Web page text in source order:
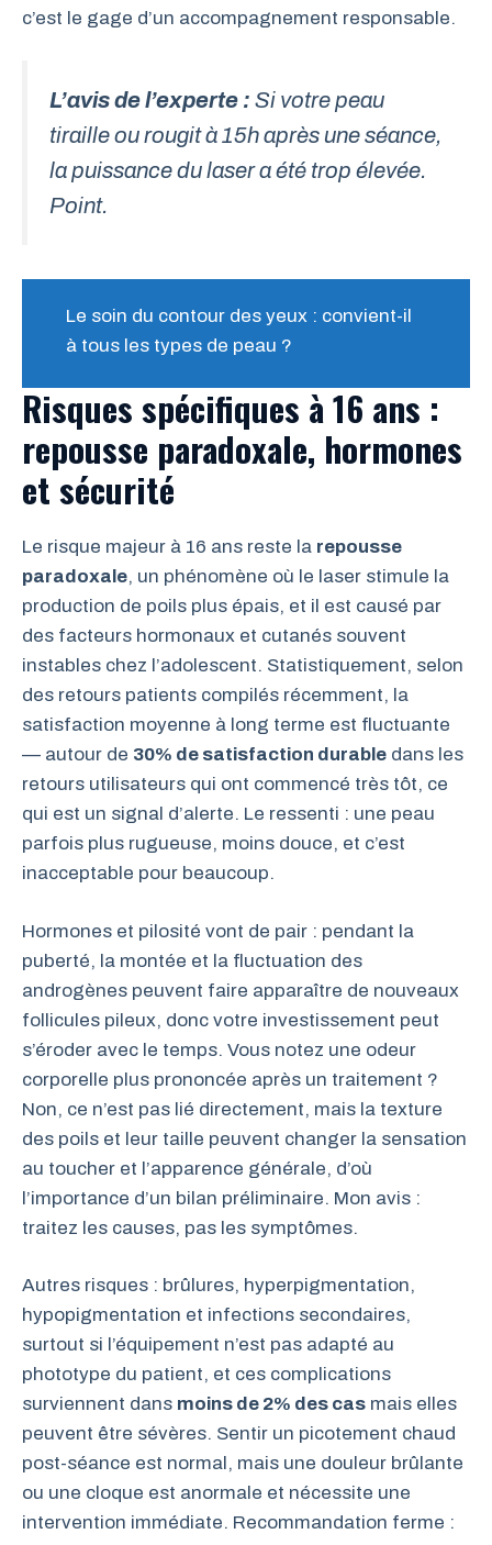
c’est le gage d’un accompagnement responsable.
L’avis de l’experte : Si votre peau
tiraille ou rougit à 15h après une séance,
la puissance du laser a été trop élevée.
Point.
Le soin du contour des yeux : convient-il
à tous les types de peau ?
Risques spécifiques à 16 ans :
repousse paradoxale, hormones
et sécurité
Le risque majeur à 16 ans reste la repousse
paradoxale, un phénomène où le laser stimule la
production de poils plus épais, et il est causé par
des facteurs hormonaux et cutanés souvent
instables chez l’adolescent. Statistiquement, selon
des retours patients compilés récemment, la
satisfaction moyenne à long terme est fluctuante
— autour de 30% de satisfaction durable dans les
retours utilisateurs qui ont commencé très tôt, ce
qui est un signal d’alerte. Le ressenti : une peau
parfois plus rugueuse, moins douce, et c’est
inacceptable pour beaucoup.
Hormones et pilosité vont de pair : pendant la
puberté, la montée et la fluctuation des
androgènes peuvent faire apparaître de nouveaux
follicules pileux, donc votre investissement peut
s’éroder avec le temps. Vous notez une odeur
corporelle plus prononcée après un traitement ?
Non, ce n’est pas lié directement, mais la texture
des poils et leur taille peuvent changer la sensation
au toucher et l’apparence générale, d’où
l’importance d’un bilan préliminaire. Mon avis :
traitez les causes, pas les symptômes.
Autres risques : brûlures, hyperpigmentation,
hypopigmentation et infections secondaires,
surtout si l’équipement n’est pas adapté au
phototype du patient, et ces complications
surviennent dans moins de 2% des cas mais elles
peuvent être sévères. Sentir un picotement chaud
post-séance est normal, mais une douleur brûlante
ou une cloque est anormale et nécessite une
intervention immédiate. Recommandation ferme :